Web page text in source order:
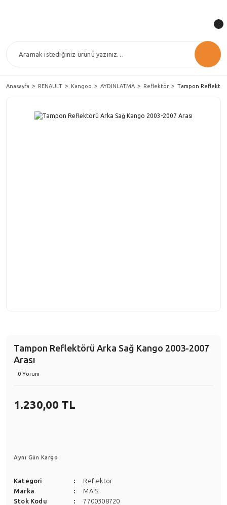
Anasayfa RENAULT Kangoo AYDINLATMA Reflektör Tampon
Tampon Reflektörü Arka Sağ Kango 2003-2007
Arası
0 Yorum
1.230,00 TL
Aynı Gün Kargo
Kategori
Reflektör
Marka
MAİS
Stok Kodu
7700308720